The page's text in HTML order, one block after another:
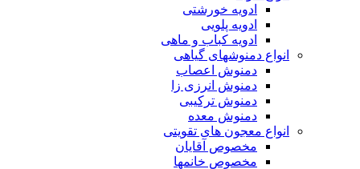
ادویه خورشتی
ادویه پلویی
ادویه کباب و ماهی
انواع دمنوشهای گیاهی
دمنوش اعصاب
دمنوش انرزی زا
دمنوش ترکیبی
دمنوش معده
انواع معجون های تقویتی
مخصوص آقایان
مخصوص خانمها